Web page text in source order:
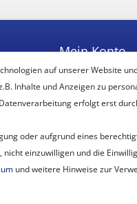
Mein Konto
Registrieren
Login
auf unserer Website
Inhalte und Anzeigen zu
erfolgt erst
oder aufgrund eines
nicht einzuwilligen und die
und weitere Hinweise zur